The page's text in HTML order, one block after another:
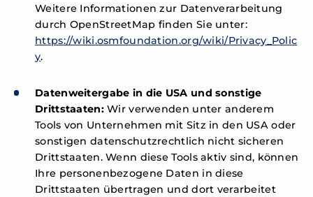
Weitere Informationen zur Datenverarbeitung
durch OpenStreetMap finden Sie unter:
https://wiki.osmfoundation.org/wiki/Privacy_Polic
y.
Datenweitergabe in die USA und sonstige
Drittstaaten:Wir verwenden unter anderem
Tools von Unternehmen mit Sitz in den USA oder
sonstigen datenschutzrechtlich nicht sicheren
Drittstaaten. Wenn diese Tools aktiv sind, können
Ihre personenbezogene Daten in diese
Drittstaaten übertragen und dort verarbeitet